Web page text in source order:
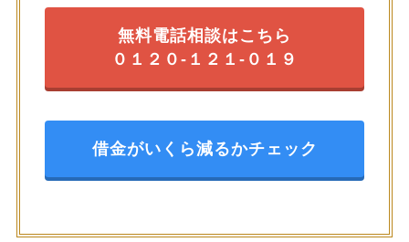
無料電話相談はこちら
０１２０-１２１-０１９
借金がいくら減るかチェック